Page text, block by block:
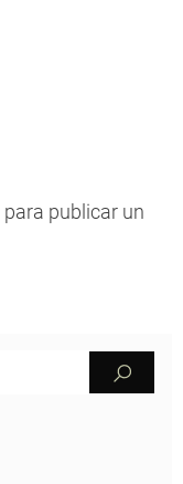
para publicar un